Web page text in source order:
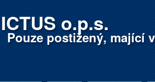
ICTUS o.p.s.
Pouze postižený, mající